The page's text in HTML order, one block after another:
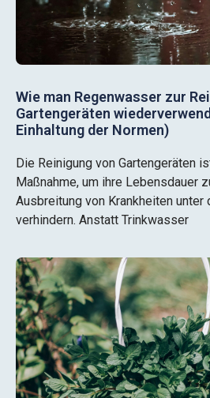
Wie man Regenwasser zur
Gartengeräten
Einhaltung der Normen)
Die Reinigung von Gartengeräten
Maßnahme, um ihre Lebensdauer
Ausbreitung von Krankheiten unter
verhindern. Anstatt Trinkwasser